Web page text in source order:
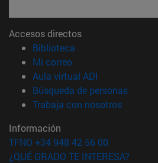
Accesos directos
Biblioteca
Mi correo(abre en nueva
Aula virtual ADI
Búsqueda de personas(abre
Trabaja con nosotros(abre en
Información
TFNO +34 948 42 56 00
¿QUÉ GRADO TE INTERESA?